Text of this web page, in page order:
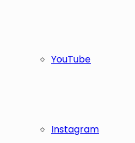
YouTube
Instagram